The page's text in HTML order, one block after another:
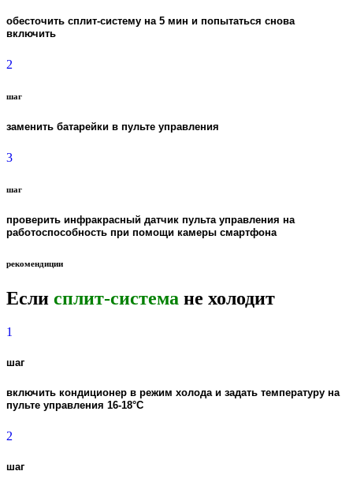
обесточить сплит-систему на 5 мин и попытаться снова
включить
2
шаг
заменить батарейки в пульте управления
3
шаг
проверить инфракрасный датчик пульта управления на
работоспособность при помощи камеры смартфона
рекомендиции
Если сплит-система не холодит
1
шаг
включить кондиционер в режим холода и задать температуру на
пульте управления 16-18°C
2
шаг